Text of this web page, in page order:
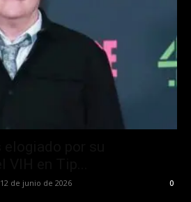
12 de junio de 2026 0